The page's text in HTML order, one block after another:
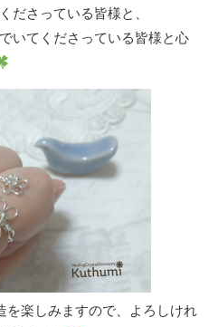
ださっている皆様と、
いてくださっている皆様と心
を楽しみますので、よろしけれ